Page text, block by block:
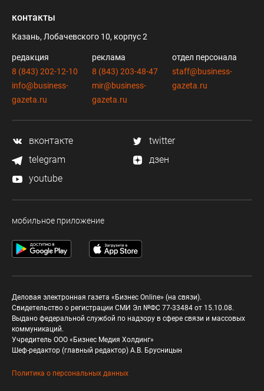
контакты
Казань, Лобачевского 10, корпус 2
редакция
8 (843) 202-12-10
info@business-
gazeta.ru
реклама
8 (843) 203-48-47
mir@business-
gazeta.ru
отдел персонала
staff@business-
gazeta.ru
вконтакте
twitter
telegram
дзен
youtube
мобильное приложение
Деловая электронная газета «Бизнес Online» (на связи).
Свидетельство о регистрации СМИ Эл №ФС 77-33484 от 15.10.08.
Выдано федеральной службой по надзору в сфере связи и массовых
коммуникаций.
Учредитель ООО «Бизнес Медия Холдинг»
Шеф-редактор (главный редактор) А.В. Брусницын
Политика о персональных данных